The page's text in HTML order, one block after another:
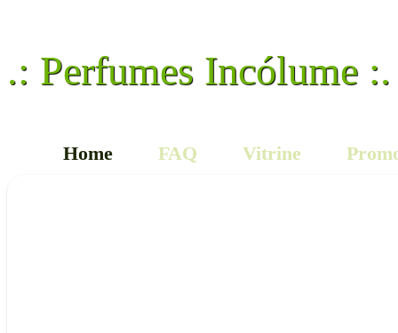
.: Perfumes Incólume :.
Home FAQ Vitrine